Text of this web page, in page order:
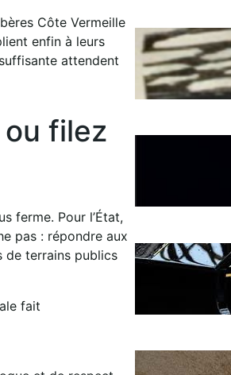
Côte Vermeille
enfin à leurs
attendent
filez
ferme. Pour l’État,
pas : répondre aux
de terrains publics
fait